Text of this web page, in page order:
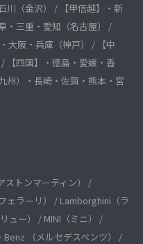
川（金沢） / 【甲信越】・新
・三重・愛知（名古屋） /
大阪・兵庫（神戸） / 【中
【四国】・徳島・愛媛・香
州）・長崎・佐賀・熊本・宮
ストンマーティン） /
ェラーリ） / Lamborghini（ラ
ュー） / MINI（ミニ） /
Benz （メルセデスベンツ） /